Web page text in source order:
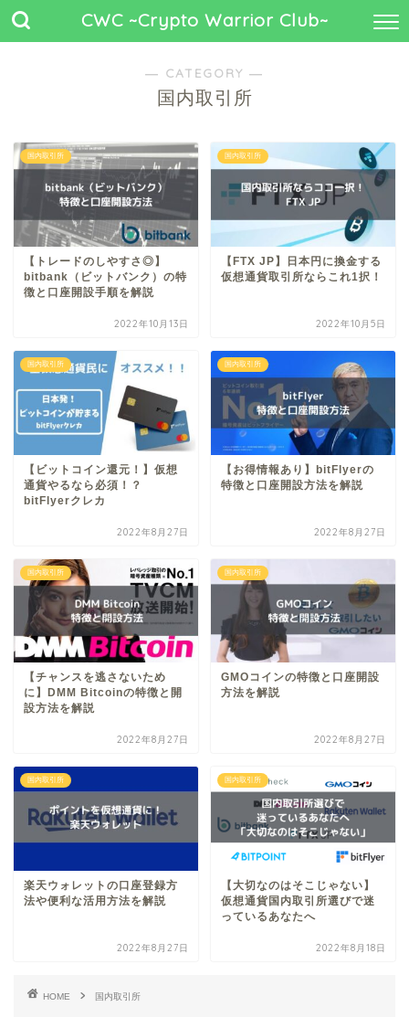
CWC ~Crypto Warrior Club~
― CATEGORY ―
国内取引所
国内取引所
【トレードのしやすさ◎】
bitbank（ビットバンク）の特
徴と口座開設手順を解説
2022年10月13日
国内取引所
【FTX JP】日本円に換金する
仮想通貨取引所ならこれ1択！
2022年10月5日
国内取引所
【ビットコイン還元！】仮想
通貨やるなら必須！？
bitFlyerクレカ
2022年8月27日
国内取引所
【お得情報あり】bitFlyerの
特徴と口座開設方法を解説
2022年8月27日
国内取引所
【チャンスを逃さないため
に】DMM Bitcoinの特徴と開
設方法を解説
2022年8月27日
国内取引所
GMOコインの特徴と口座開設
方法を解説
2022年8月27日
国内取引所
楽天ウォレットの口座登録方
法や便利な活用方法を解説
2022年8月27日
国内取引所
【大切なのはそこじゃない】
仮想通貨国内取引所選びで迷
っているあなたへ
2022年8月18日
HOME 国内取引所